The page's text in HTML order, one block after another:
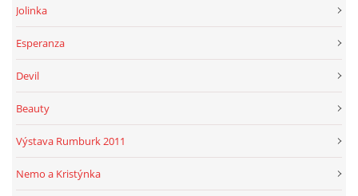
Jolinka
Esperanza
Devil
Beauty
Výstava Rumburk 2011
Nemo a Kristýnka